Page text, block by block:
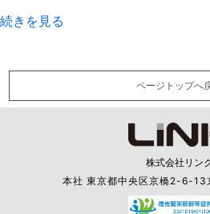
続きを見る
ページトップへ
株式会社リン
本社 東京都中央区京橋2-6-13